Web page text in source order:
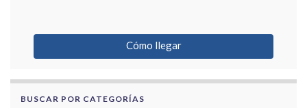
Cómo llegar
BUSCAR POR CATEGORÍAS